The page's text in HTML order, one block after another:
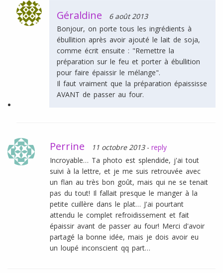
Géraldine
6 août 2013
Bonjour, on porte tous les ingrédients à
ébullition après avoir ajouté le lait de soja,
comme écrit ensuite : "Remettre la
préparation sur le feu et porter à ébullition
pour faire épaissir le mélange".
Il faut vraiment que la préparation épaississe
AVANT de passer au four.
Perrine 11 octobre 2013 - reply
Incroyable… Ta photo est splendide, j'ai tout
suivi à la lettre, et je me suis retrouvée avec
un flan au très bon goût, mais qui ne se tenait
pas du tout! Il fallait presque le manger à la
petite cuillère dans le plat… J'ai pourtant
attendu le complet refroidissement et fait
épaissir avant de passer au four! Merci d'avoir
partagé la bonne idée, mais je dois avoir eu
un loupé inconscient qq part…